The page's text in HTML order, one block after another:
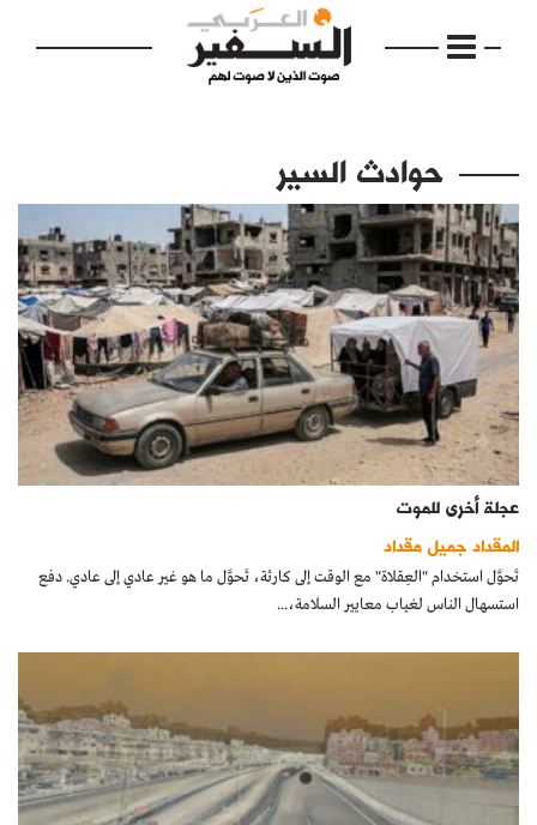
الرئيسية
مواضيع
إفتتاحية
فكرة
دفاتر
بالصورة
كتّابنا
الأرشيف
حوادث السير
عجلة أخرى للموت
المقداد جميل مقداد
تَحوَّل استخدام "العِقلاة" مع الوقت إلى كارثة، تَحوَّل ما هو غير عادي إلى عادي. دفع
استسهال الناس لغياب معايير السلامة،...